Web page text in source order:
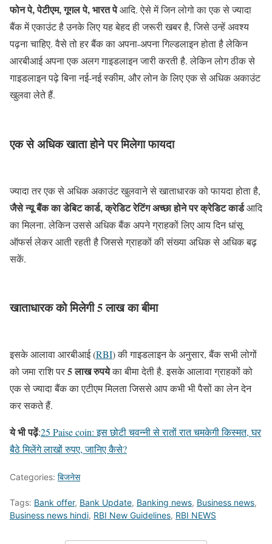
फोन पे, पेटीएम, गूगल पे, भारत पेआदि. ऐसे में जिन लोगो का एक से ज्यादा
बैंक में एकाउंट है उनके लिए यह बेहद ही जरूरी खबर है, जिसे उन्हें अवश्य
पढ़ना चाहिए. वैसे तो हर बैंक का अपना-अपना गिल्डलाइन होता है लेकिन
आरबीआई अपना एक अलग गाइडलाइन जारी करती है. लेकिन लोग ठीक से
गाइडलाइन पढ़े बिना नई-नई स्कीम, और लोन के लिए एक से अधिक अकाउंट
खुलवा लेते हैं.
एक से अधिक खाता होने पर मिलेगा फायदा
ज्यादा तर एक से अधिक अकाउंट खुलवाने से खाताधारक को फायदा होता है,
जैसे न्यू बैंक का डेबिट कार्ड, क्रेडिट रेटिंग अच्छा होने पर क्रेडिट कार्डआदि
का मिलना. लेकिन उससे अधिक बैंक अपने ग्राहकों लिए आय दिन धांसू
ऑफर्स लेकर आती रहती है जिससे ग्राहकों की संख्या अधिक से अधिक बढ़
सकें.
खाताधारक को मिलेगी 5 लाख का बीमा
इसके आलावा आरबीआई (RBI) की गाइडलाइन के अनुसार, बैंक सभी लोगों
को जमा राशि पर5 लाख रुपयेका बीमा देती है. इसके आलावा ग्राहकों को
एक से ज्यादा बैंक का एटीएम मिलता जिससे आप कभी भी पैसों का लेन देन
कर सकते हैं.
ये भी पढ़ें:25 Paise coin: इस छोटी चवन्नी से रातों रात चमकेगी किस्मत, घर
बैठे मिलेंगे लाखों रुपए, जानिए कैसे?
Categories: बिजनेस
Tags: Bank offer, Bank Update, Banking news, Business news,
Business news hindi, RBI New Guidelines, RBI NEWS